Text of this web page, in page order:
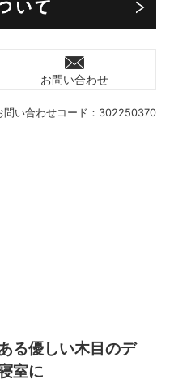
問い合わせコード： 302250370
お問い合わせ
る優しい木目のデ
室に